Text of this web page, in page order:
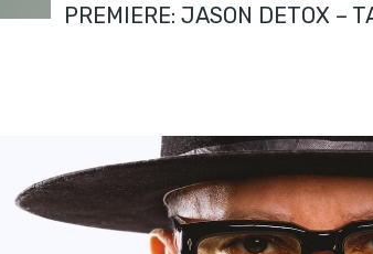
PREMIERE: JASON DETOX –